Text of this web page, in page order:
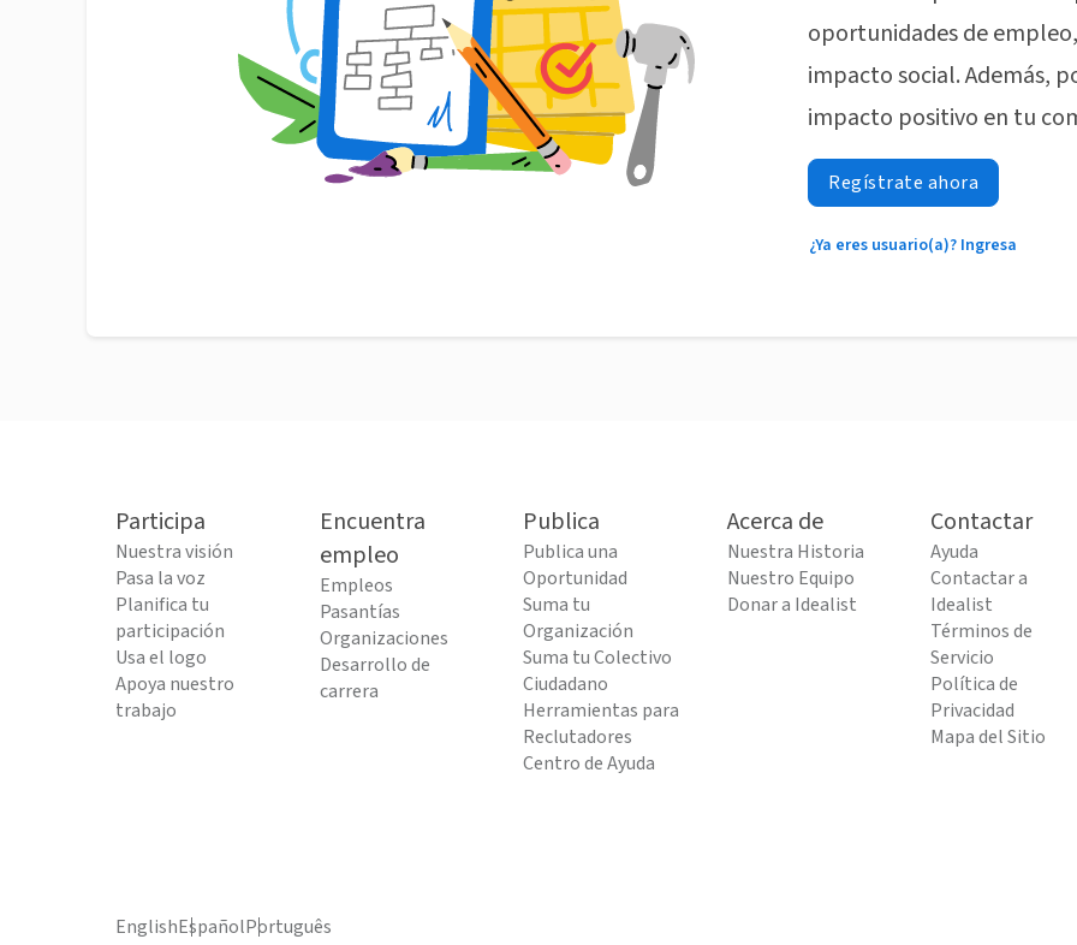
oportunidades de
impacto social. Además,
impacto positivo en tu
Regístrate ahora
¿Ya eres usuario(a)? Ingresa
Participa
Nuestra visión
Pasa la voz
Planifica tu
participación
Usa el logo
Apoya nuestro
trabajo
Encuentra
empleo
Empleos
Pasantías
Organizaciones
Desarrollo de
carrera
Publica
Publica una
Oportunidad
Suma tu
Organización
Suma tu Colectivo
Ciudadano
Herramientas para
Reclutadores
Centro de Ayuda
Acerca de
Nuestra Historia
Nuestro Equipo
Donar a Idealist
Contactar
Ayuda
Contactar a
Idealist
Términos de
Servicio
Política de
Privacidad
Mapa del Sitio
EnglishEspañolPortuguês